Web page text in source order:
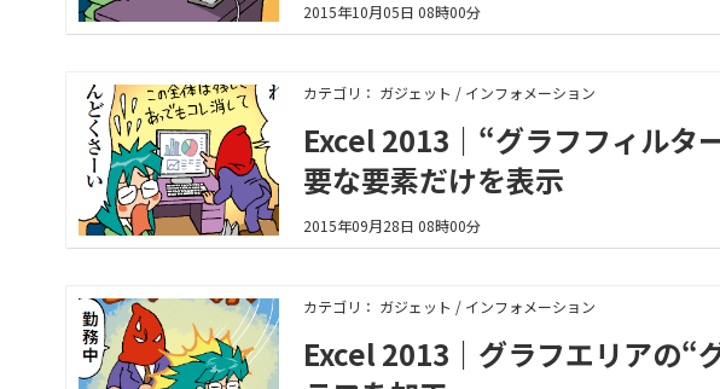
2015年10月05日 08時00分
カテゴリ： ガジェット / インフォメーション
Excel 2013｜“グラフフィルタ
要な要素だけを表示
2015年09月28日 08時00分
カテゴリ： ガジェット / インフォメーション
Excel 2013｜グラフエリアの“